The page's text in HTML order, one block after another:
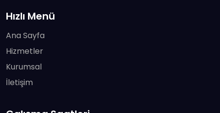
Hızlı Menü
Ana Sayfa
Hizmetler
Kurumsal
İletişim